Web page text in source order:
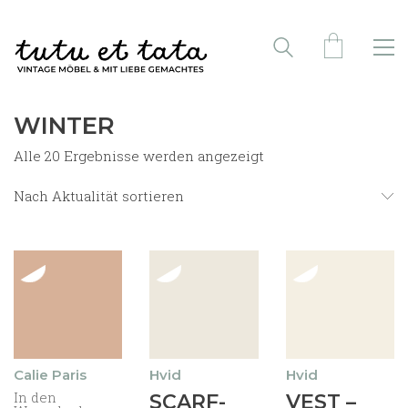
WINTER
Alle 20 Ergebnisse werden angezeigt
Nach Aktualität sortieren
Calie Paris
In den
Hvid
Dieses
SCARF-
Hvid
Dieses
VEST –